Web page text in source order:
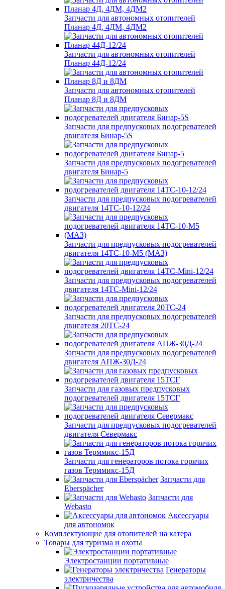
Запчасти для автономных отопителей
Планар 4Д, 4ДМ, 4ДМ2
Запчасти для автономных отопителей
Планар 44Д-12/24
Запчасти для автономных отопителей
Планар 8Д и 8ДМ
Запчасти для предпусковых подогревателей
двигателя Бинар-5S
Запчасти для предпусковых подогревателей
двигателя Бинар-5
Запчасти для предпусковых подогревателей
двигателя 14ТС-10-12/24
Запчасти для предпусковых подогревателей
двигателя 14ТС-10-М5 (МАЗ)
Запчасти для предпусковых подогревателей
двигателя 14ТС-Mini-12/24
Запчасти для предпусковых подогревателей
двигателя 20ТС-24
Запчасти для предпусковых подогревателей
двигателя АПЖ-30Д-24
Запчасти для газовых предпусковых
подогревателей двигателя 15ТСГ
Запчасти для предпусковых подогревателей
двигателя Севермакс
Запчасти для генераторов потока горячих
газов Терммикс-15Д
Запчасти для
Eberspächer
Запчасти для
Webasto
Аксессуары
для автономок
Комплектующие для отопителей на катера
Товары для туризма и охоты
Электростанции портативные
Генераторы
электричества